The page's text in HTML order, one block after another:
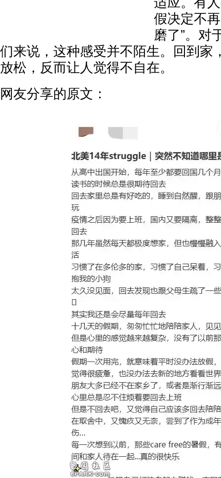
假决定不
磨了”。对
们来说，这种感受并不陌生。回到家
放松，反而让人觉得不自在。
网友分享的原文：